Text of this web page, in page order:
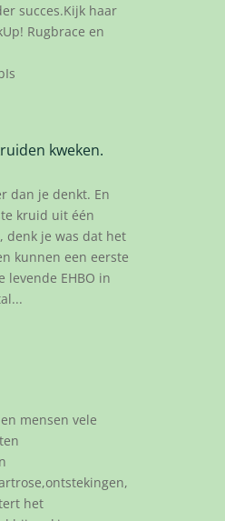
succes.Kijk haar
Rugbrace en
kweken.
dan je denkt. En
kruid uit één
denk je was dat het
kunnen een eerste
levende EHBO in
mensen vele
het